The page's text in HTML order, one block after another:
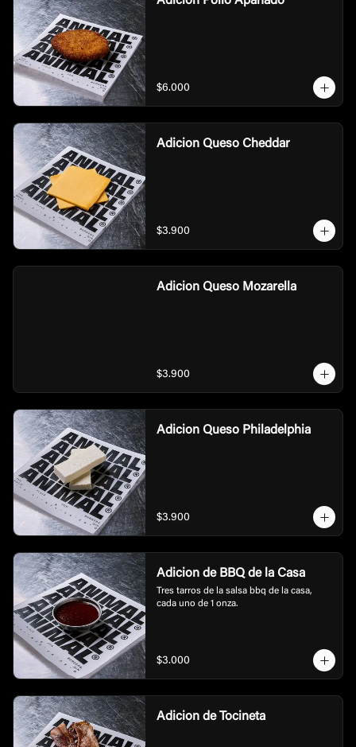
$6.000
Adicion Queso Cheddar
$3.900
Adicion Queso Mozarella
$3.900
Adicion Queso Philadelphia
$3.900
Adicion de BBQ de la Casa
Tres tarros de la salsa bbq de la casa,
cada uno de 1 onza.
$3.000
Adicion de Tocineta